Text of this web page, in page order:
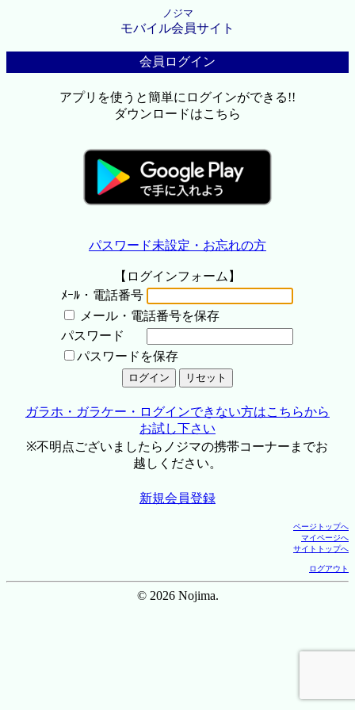
ノジマ
モバイル会員サイト
会員ログイン
アプリを使うと簡単にログインができる!!
ダウンロードはこちら
パスワード未設定・お忘れの方
【ログインフォーム】
ﾒｰﾙ・電話番号
メール・電話番号を保存
パスワード
パスワードを保存
ガラホ・ガラケー・ログインできない方はこちらから
お試し下さい
※不明点ございましたらノジマの携帯コーナーまでお
越しください。
新規会員登録
ページトップへ
マイページへ
サイトトップへ
ログアウト
© 2026 Nojima.